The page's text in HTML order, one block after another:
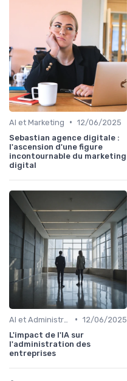
AI et Marketing • 12/06/2025
Sebastian agence digitale :
l'ascension d'une figure
incontournable du marketing
digital
• 12/06/2025
L'impact de l'IA sur
l'administration des
entreprises